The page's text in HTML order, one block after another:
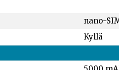
nano-
Kyllä